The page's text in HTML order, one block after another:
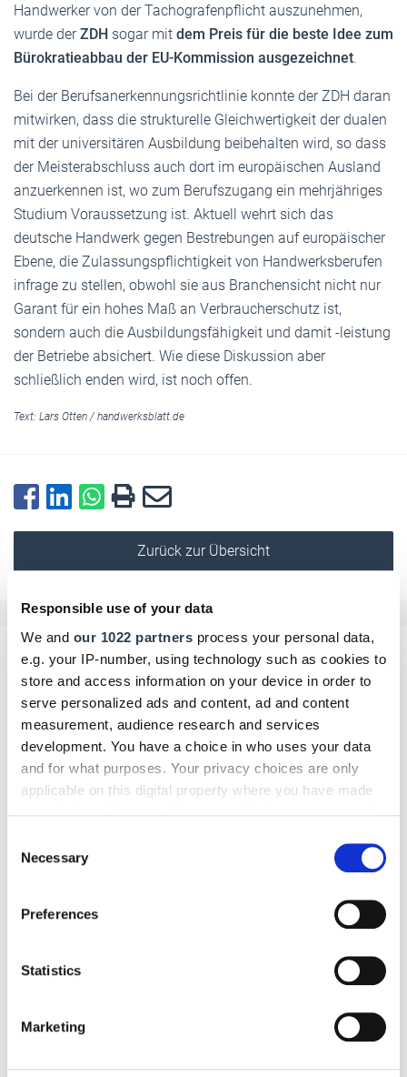
Responsible use of your data
We and our 1022 partners process your personal data,
e.g. your IP-number, using technology such as cookies to
store and access information on your device in order to
serve personalized ads and content, ad and content
measurement, audience research and services
development. You have a choice in who uses your data
and for what purposes. Your privacy choices are only
applicable on this digital property where you have made
the Privacy trigger icon.
Collect information about your geographical location
Identify your device by actively scanning it for
Find out more about how your personal data is processed
and set your preferences in the
Selection
Necessary
Preferences
Statistics
Marketing
Handwerker von der Tachografenpflicht auszunehmen,
wurde derZDH sogar mit dem Preis für die beste Idee zum
Bürokratieabbau der EU-Kommission ausgezeichnet.
Bei der Berufsanerkennungsrichtlinie konnte der ZDH daran
mitwirken, dass die strukturelle Gleichwertigkeit der dualen
mit der universitären Ausbildung beibehalten wird, so dass
der Meisterabschluss auch dort im europäischen Ausland
anzuerkennen ist, wo zum Berufszugang ein mehrjähriges
Studium Voraussetzung ist. Aktuell wehrt sich das
deutsche Handwerk gegen Bestrebungen auf europäischer
Ebene, die Zulassungspflichtigkeit von Handwerksberufen
infrage zu stellen, obwohl sie aus Branchensicht nicht nur
Garant für ein hohes Maß an Verbraucherschutz ist,
sondern auch die Ausbildungsfähigkeit und damit -leistung
der Betriebe absichert. Wie diese Diskussion aber
schließlich enden wird, ist noch offen.
Text: Lars Otten / handwerksblatt.de
Zurück zur Übersicht
Kommentar schreiben
Name
E-Mail